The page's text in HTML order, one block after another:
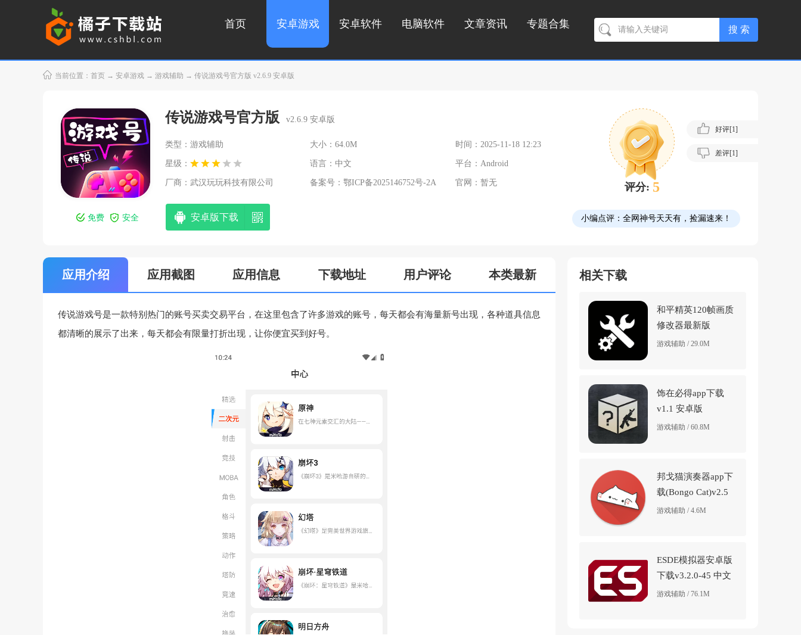
首页 安卓游戏 安卓软件 电脑软件 文章资讯 专题合集
当前位置： 首页 → 安卓游戏 → 游戏辅助 → 传说游戏号官方版 v2.6.9 安卓版
传说游戏号官方版 v2.6.9 安卓版
类型：游戏辅助 大小：64.0M 时间：2025-11-18 12:23
星级： 语言：中文 平台：Android
厂商： 武汉玩玩科技有限公司 备案号：鄂ICP备2025146752号-2A 官网：暂无 评分: 5
好评[1]
差评[1]
免费 安全 安卓版下载 小编点评： 全网神号天天有，捡漏速来！
应用介绍 应用截图 应用信息 下载地址 用户评论 本类最新
传说游戏号是一款特别热门的账号买卖交易平台，在这里包含了许多游戏的账号，每天都会有海量新号出现，各种道具信息
都清晰的展示了出来，每天都会有限量打折出现，让你便宜买到好号。
相关下载
和平精英120帧画质
修改器最新版
(pubgtool画质助
游戏辅助 / 29.0M
饰在必得app下载
v1.1 安卓版
游戏辅助 / 60.8M
邦戈猫演奏器app下
载(Bongo Cat)v2.5
安卓版
游戏辅助 / 4.6M
ESDE模拟器安卓版
下载v3.2.0-45 中文
版
游戏辅助 / 76.1M